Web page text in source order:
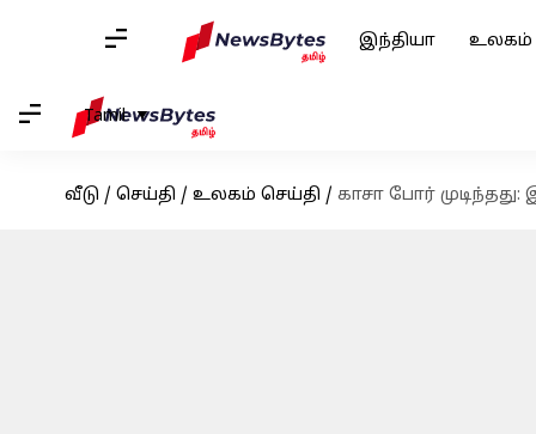
இந்தியா உலகம்
Tamil
வீடு / செய்தி / உலகம் செய்தி / காசா போர்